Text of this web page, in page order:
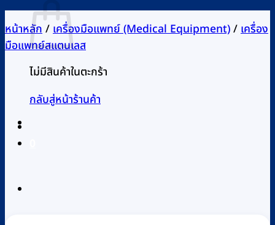
ไม่มีสินค้าในตะกร้า
กลับสู่หน้าร้านค้า
หน้าหลัก/เครื่องมือแพทย์ (Medical Equipment)/เครื่อง
มือแพทย์สแตนเลส